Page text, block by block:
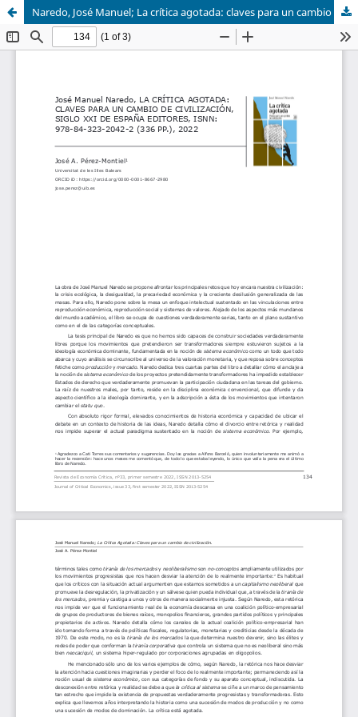
Naredo, José Manuel; La crítica agotada: claves para un cambio de civilización (2022)